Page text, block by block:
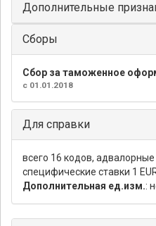
Дополнительные
Сборы
Сбор за таможенное
с 01.01.2018
Для справки
всего 16 кодов, адвалорные
специфические ставки 1
Дополнительная ед.изм.: